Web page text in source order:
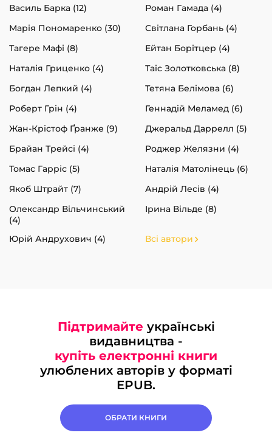
Василь Барка (12)
Роман Гамада (4)
Марія Пономаренко (30)
Світлана Горбань (4)
Тагере Мафі (8)
Ейтан Борітцер (4)
Наталія Гриценко (4)
Таіс Золотковська (8)
Богдан Лепкий (4)
Тетяна Белімова (6)
Роберт Грін (4)
Геннадій Меламед (6)
Жан-Крістоф Ґранже (9)
Джеральд Даррелл (5)
Брайан Трейсі (4)
Роджер Желязни (4)
Томас Гарріс (5)
Наталія Матолінець (6)
Якоб Штрайт (7)
Андрій Лесів (4)
Олександр Вільчинський
(4)
Ірина Вільде (8)
Юрій Андрухович (4) Всі автори
Підтримайте українські
видавництва -
купіть електронні книги
улюблених авторів у форматі
EPUB.
ОБРАТИ КНИГИ